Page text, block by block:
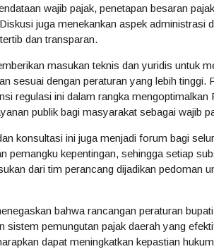
wajib pajak, penetapan besaran
juga menekankan aspek administrasi
dan transparan.
masukan teknis dan yuridis untuk
sesuai dengan peraturan yang lebih tinggi.
regulasi ini dalam rangka
publik bagi masyarakat sebagai wajib
konsultasi ini juga menjadi forum bagi
pemangku kepentingan, sehingga setiap
dari tim perancang dijadikan pedoman
bahwa rancangan peraturan
sistem pemungutan pajak daerah yang
dapat meningkatkan kepastian